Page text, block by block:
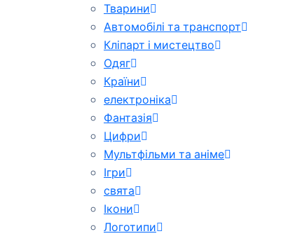
Тварини
Автомобілі та транспорт
Кліпарт і мистецтво
Одяг
Країни
електроніка
Фантазія
Цифри
Мультфільми та аніме
Ігри
свята
Ікони
Логотипи